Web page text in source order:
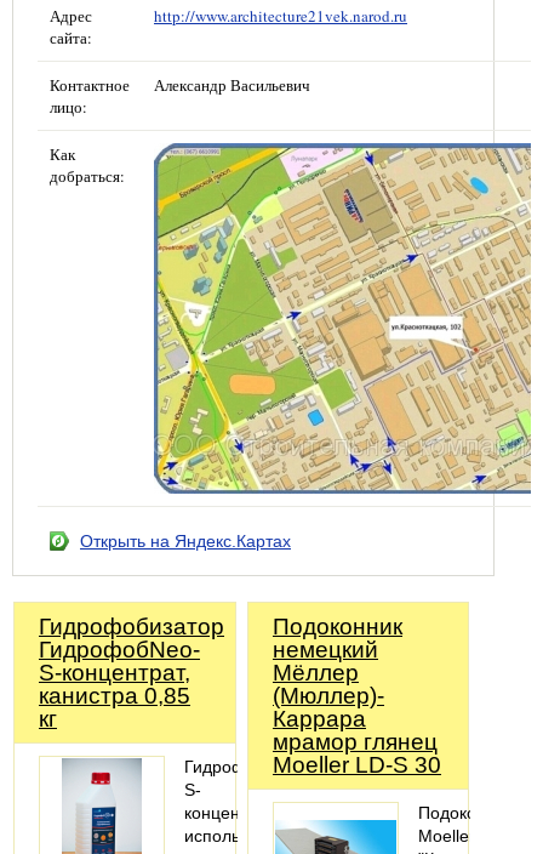
Адрес
сайта:
http://www.architecture21vek.narod.ru
Контактное
лицо:
Александр Васильевич
Как
добраться:
Открыть на Яндекс.Картах
Гидрофобизатор
ГидрофобNeo-
S-концентрат,
канистра 0,85
кг
ГидрофобNeo-
S-
концентрат
используется
Подоконник
немецкий
Мёллер
(Мюллер)-
Каррара
мрамор глянец
Moeller LD-S 30
Подоконник
Moeller